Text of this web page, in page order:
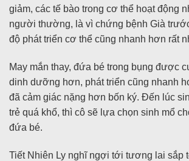
giảm, các tế bào trong cơ thể hoạt động
người thường, là vì chứng bệnh Già
độ phát triển cơ thể cũng nhanh hơn rất
May mắn thay, đứa bé trong bụng được
dinh dưỡng hơn, phát triển cũng nhanh
đã cảm giác nặng hơn bốn ký. Đến lúc
trẻ quá khổ, thì cô sẽ lựa chọn sinh mổ
đứa bé.
Tiết Nhiên Ly nghĩ ngợi tới tương lai sắp